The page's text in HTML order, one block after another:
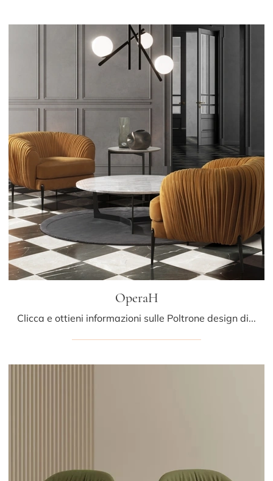
OperaH
Clicca e ottieni informazioni sulle Poltrone design di Albani! Molteplici modelli in pelle, come OperaH, ti aspettano.